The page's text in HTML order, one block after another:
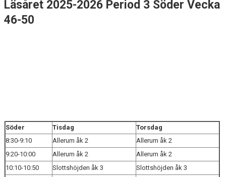
PERIOD 2 SÖDER
PERIOD 7 SÖDER
KONTAKT
NYHETER
Läsåret 2025-2026 Period 3 Söder Vecka
46-50
Söder Tisdag
Torsdag
8:30-9:10
Allerum åk 2
Allerum åk 2
9:20-10:00
Allerum åk 2
Allerum åk 2
10:10-10:50
Slottshöjden åk 3 Slottshöjden åk 3